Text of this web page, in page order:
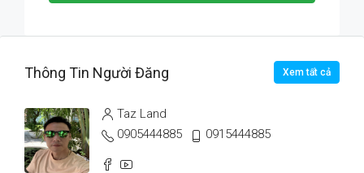
Thông Tin Người Đăng Xem tất cả
Taz Land
0905444885
0915444885